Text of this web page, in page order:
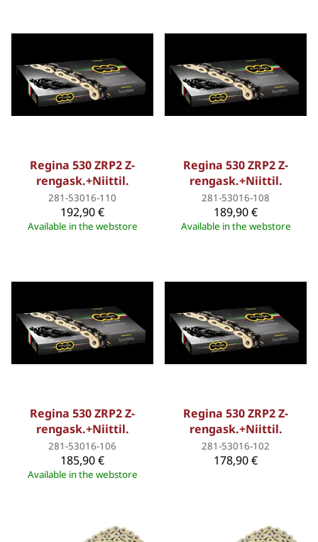
Regina 530 ZRP2 Z-
rengask.+Niittil.
281-53016-110
192,90 €
Available in the webstore
Regina 530 ZRP2 Z-
rengask.+Niittil.
281-53016-108
189,90 €
Available in the webstore
Regina 530 ZRP2 Z-
rengask.+Niittil.
281-53016-106
185,90 €
Available in the webstore
Regina 530 ZRP2 Z-
rengask.+Niittil.
281-53016-102
178,90 €